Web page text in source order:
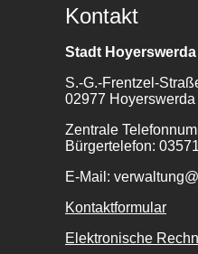
Kontakt
Stadt Hoyerswerda
S.-G.-Frentzel-
02977 Hoyerswerda
Zentrale
Bürgertelefon:
E-Mail:
Kontaktformular
Elektronische